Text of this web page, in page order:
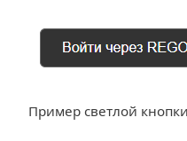
Пример светлой